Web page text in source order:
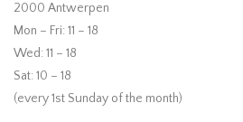
2000 Antwerpen
Mon – Fri: 11 – 18
Wed: 11 – 18
Sat: 10 – 18
(every 1st Sunday of the month)